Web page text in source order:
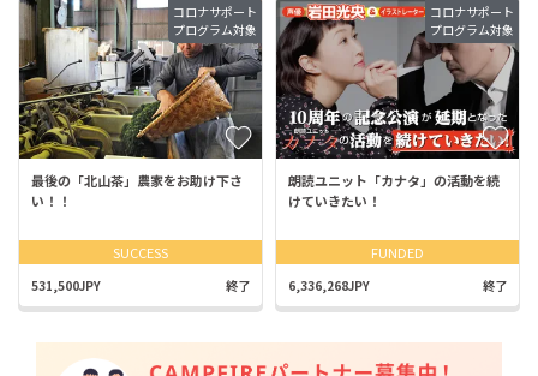
コロナサポート
プログラム対象
最後の「北山茶」農家をお助け下さ
い！！
SUCCESS
531,500JPY 終了
コロナサポート
プログラム対象
朗読ユニット「カナタ」の活動を続
けていきたい！
FUNDED
6,336,268JPY 終了